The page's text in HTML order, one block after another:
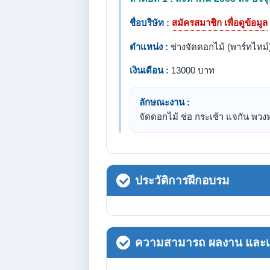
ชื่อบริษัท : สมัครสมาชิก เพื่อดูข้อมูล
ตำแหน่ง : ช่างจัดดอกไม้ (พาร์ทไทม์
เงินเดือน : 13000 บาท
ลักษณะงาน :
จัดดอกไม้ ช่อ กระเช้า แจกัน พวง
ประวัติการฝึกอบรม
ความสามารถ ผลงาน และ